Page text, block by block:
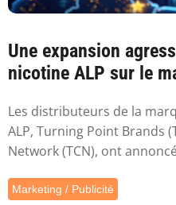
Une expansion
nicotine ALP sur le
Les distributeurs de la
ALP, Turning Point Brands
Network (TCN), ont
Marketing / Publicité